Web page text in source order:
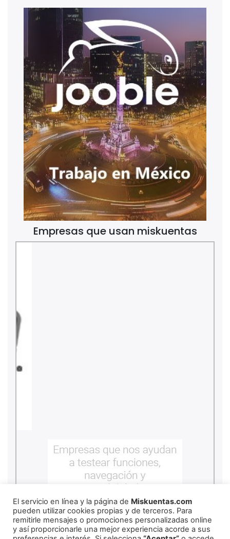
Empresas que usan miskuentas
El servicio en línea y la página de Miskuentas.com
pueden utilizar cookies propias y de terceros. Para
remitirle mensajes o promociones personalizadas online
y así proporcionarle una mejor experiencia acorde a sus